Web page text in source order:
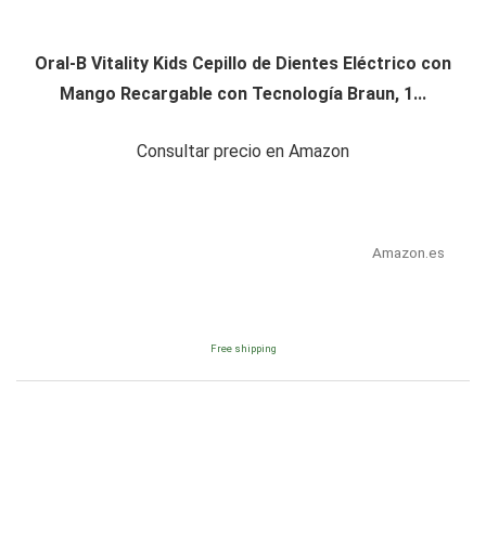
Oral-B Vitality Kids Cepillo de Dientes Eléctrico con
Mango Recargable con Tecnología Braun, 1...
Consultar precio en Amazon
Amazon.es
Free shipping